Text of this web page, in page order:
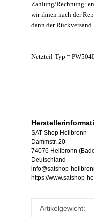
Zahlung/Rechnung:
wir ihnen nach der
dann der Rückversand.
Netzteil-Typ =
SAT-Shop Heilbronn
Dammstr. 20
74076 Heilbronn
Deutschland
info@satshop-
https://www.satshop-
Wert
Artikelgewicht: